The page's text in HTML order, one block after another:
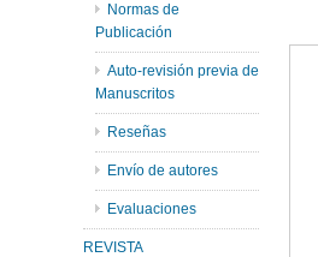
Normas de
Publicación
Auto-revisión previa de
Manuscritos
Reseñas
Envío de autores
Evaluaciones
REVISTA